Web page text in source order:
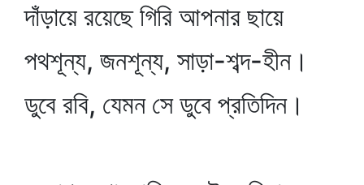
দাঁড়ায়ে রয়েছে গিরি আপনার ছায়ে
পথশূন্য, জনশূন্য, সাড়া-শব্দ-হীন।
ডুবে রবি, যেমন সে ডুবে প্রতিদিন।